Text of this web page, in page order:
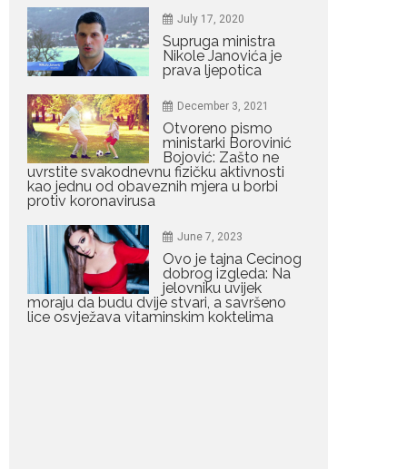
Bilo da je riječ o njihovoj harizmi, emocionalnoj...
July 29, 2026
Porodična sreća na
pokazali da ljubav ne
blijedi
Bračni par, voditelji RTCG,
Ilija Pejović i Dejana...
Nina Petković
zablistala na crvenom
tepihu u Tivtu: Crna
haljina istakla njenu
vitku liniju
Crnogorska pjevačica Nina
July 17, 2020
Supruga ministra
Nikole Janovića je
prava ljepotica
December 3, 2021
Otvoreno pismo
ministarki Borovinić
Bojović: Zašto ne
uvrstite svakodnevnu fizičku aktivnosti
kao jednu od obaveznih mjera u borbi
protiv koronavirusa
June 7, 2023
Ovo je tajna Cecinog
dobrog izgleda: Na
jelovniku uvijek
moraju da budu dvije stvari, a savršeno
lice osvježava vitaminskim koktelima